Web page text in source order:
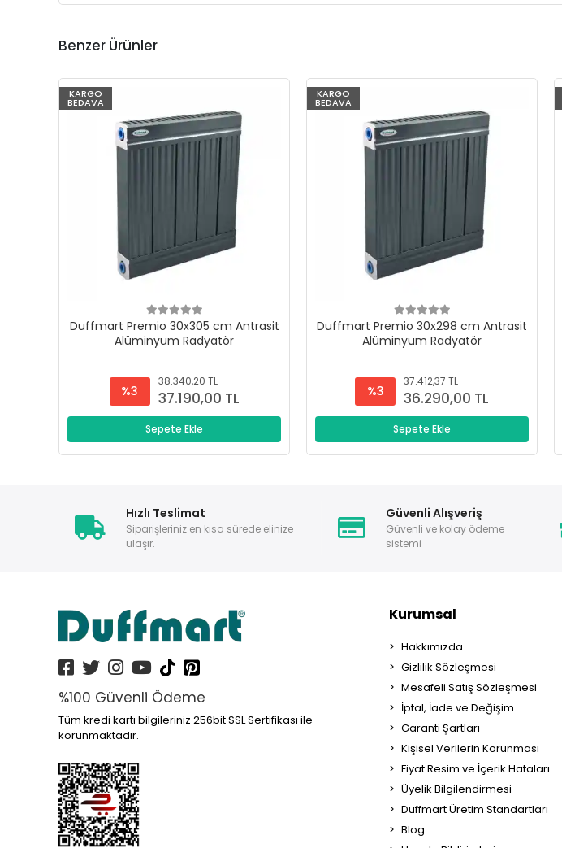
Benzer Ürünler
KARGO
BEDAVA
Duffmart Premio 30x305 cm Antrasit
Alüminyum Radyatör
%3
38.340,20 TL
37.190,00 TL
Sepete Ekle
KARGO
BEDAVA
Duffmart Premio 30x298 cm Antrasit
Alüminyum Radyatör
%3
37.412,37 TL
36.290,00 TL
Sepete Ekle
Hızlı Teslimat
Siparişleriniz en kısa sürede elinize
ulaşır.
Güvenli Alışveriş
Güvenli ve kolay ödeme
sistemi
%100 Güvenli Ödeme
Tüm kredi kartı bilgileriniz 256bit SSL Sertifikası ile
korunmaktadır.
Kurumsal
Hakkımızda
Gizlilik Sözleşmesi
Mesafeli Satış Sözleşmesi
İptal, İade ve Değişim
Garanti Şartları
Kişisel Verilerin Korunması
Fiyat Resim ve İçerik Hataları
Üyelik Bilgilendirmesi
Duffmart Üretim Standartları
Blog